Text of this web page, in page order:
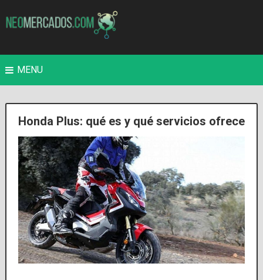
MENU
Honda Plus: qué es y qué servicios ofrece